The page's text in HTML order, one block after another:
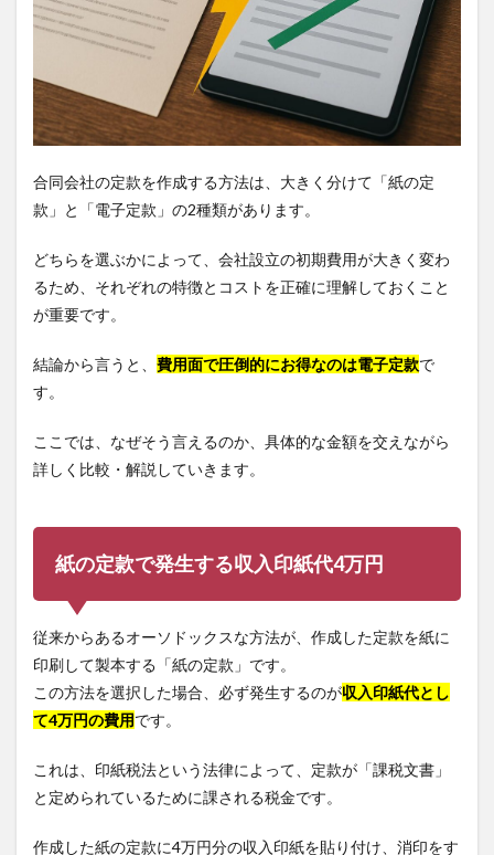
合同会社の定款を作成する方法は、大きく分けて「紙の定
款」と「電子定款」の2種類があります。
どちらを選ぶかによって、会社設立の初期費用が大きく変わ
るため、それぞれの特徴とコストを正確に理解しておくこと
が重要です。
結論から言うと、 費用面で圧倒的にお得なのは電子定款で
す。
ここでは、なぜそう言えるのか、具体的な金額を交えながら
詳しく比較・解説していきます。
紙の定款で発生する収入印紙代4万円
従来からあるオーソドックスな方法が、作成した定款を紙に
印刷して製本する「紙の定款」です。
この方法を選択した場合、必ず発生するのが収入印紙代とし
て4万円の費用です。
これは、印紙税法という法律によって、定款が「課税文書」
と定められているために課される税金です。
作成した紙の定款に4万円分の収入印紙を貼り付け、消印をす